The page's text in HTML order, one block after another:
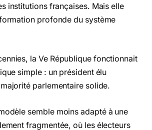
institutions françaises. Mais elle
profonde du système
la Ve République fonctionnait
simple : un président élu
parlementaire solide.
semble moins adapté à une
fragmentée, où les électeurs